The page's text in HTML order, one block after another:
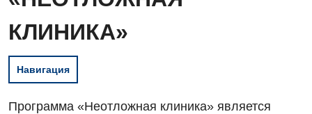
КЛИНИКА»
Навигация
Программа «Неотложная клиника» является